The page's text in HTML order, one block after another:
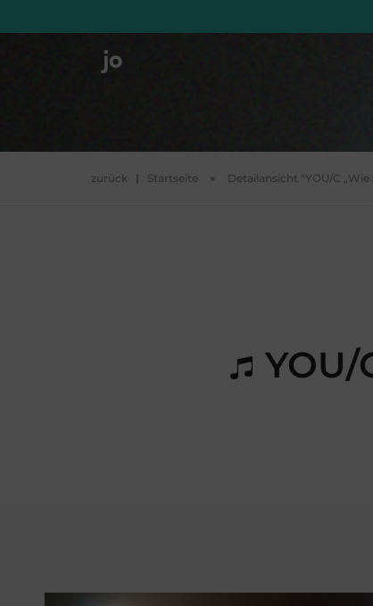
zurück | Startseite Detailansicht "YOU/C